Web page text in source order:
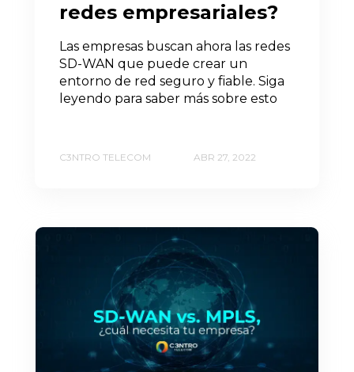
redes empresariales?
Las empresas buscan ahora las redes
SD-WAN que puede crear un
entorno de red seguro y fiable. Siga
leyendo para saber más sobre esto
C3NTRO TELECOM ABR 27, 2022